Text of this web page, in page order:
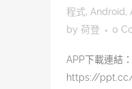
程式, Android,
by 荷登 0
APP下載連結
https://